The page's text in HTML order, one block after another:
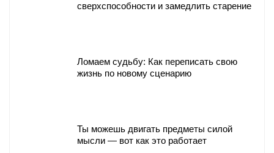
сверхспособности и замедлить старение
Ломаем судьбу: Как переписать свою
жизнь по новому сценарию
Ты можешь двигать предметы силой
мысли — вот как это работает